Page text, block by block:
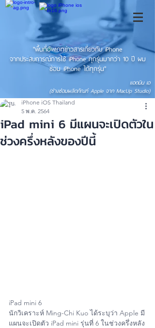
"พื้นที่อัพเดทข่าวสารเกี่ยวกับ iPhone
จากประสบการณ์การใช้ iPhone ทุกรุ่นมากว่า 10 ปี ผม
ซ่อม iPhone ได้ทุกรุ่น"
แอดมิน เอ
(ช่างซ่อมผลิตภัณฑ์ Apple จาก MacUp Studio)
iPad mini 6 มีแผนจะเปิดตัวใน
ช่วงครึ่งหลังของปีนี้
iPhone iOS Thailand
5 พ.ค. 2564
iPad mini 6
นักวิเคราะห์ Ming-Chi Kuo ได้ระบุว่า Apple มี
แผนจะเปิดตัว iPad mini รุ่นที่ 6 ในช่วงครึ่งหลัง